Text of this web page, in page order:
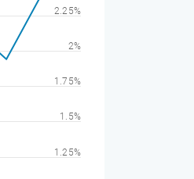
1.25%
1.5%
1.75%
2%
2.25%